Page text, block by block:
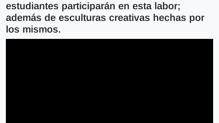
estudiantes participarán en esta labor;
además de esculturas creativas hechas por
los mismos.